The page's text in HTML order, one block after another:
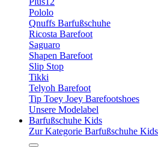
Pololo
Qnuffs Barfußschuhe
Ricosta Barefoot
Saguaro
Shapen Barefoot
Slip Stop
Tikki
Telyoh Barefoot
Tip Toey Joey Barefootshoes
Unsere Modelabel
Barfußschuhe Kids
Zur Kategorie Barfußschuhe Kids